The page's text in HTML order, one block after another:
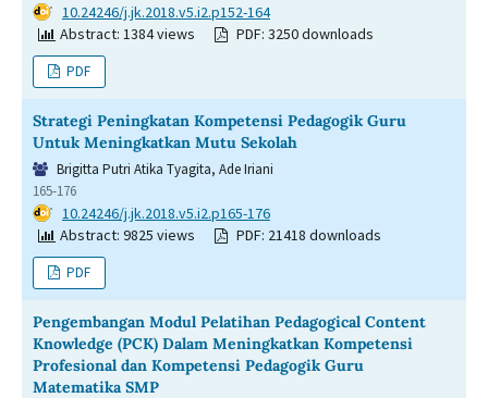
DOI: 10.24246/j.jk.2018.v5.i2.p152-164
Abstract: 1384 views
PDF: 3250 downloads
PDF
Strategi Peningkatan Kompetensi Pedagogik Guru
Untuk Meningkatkan Mutu Sekolah
Brigitta Putri Atika Tyagita, Ade Iriani
165-176
DOI: 10.24246/j.jk.2018.v5.i2.p165-176
Abstract: 9825 views
PDF: 21418 downloads
PDF
Pengembangan Modul Pelatihan Pedagogical Content
Knowledge (PCK) Dalam Meningkatkan Kompetensi
Profesional dan Kompetensi Pedagogik Guru
Matematika SMP